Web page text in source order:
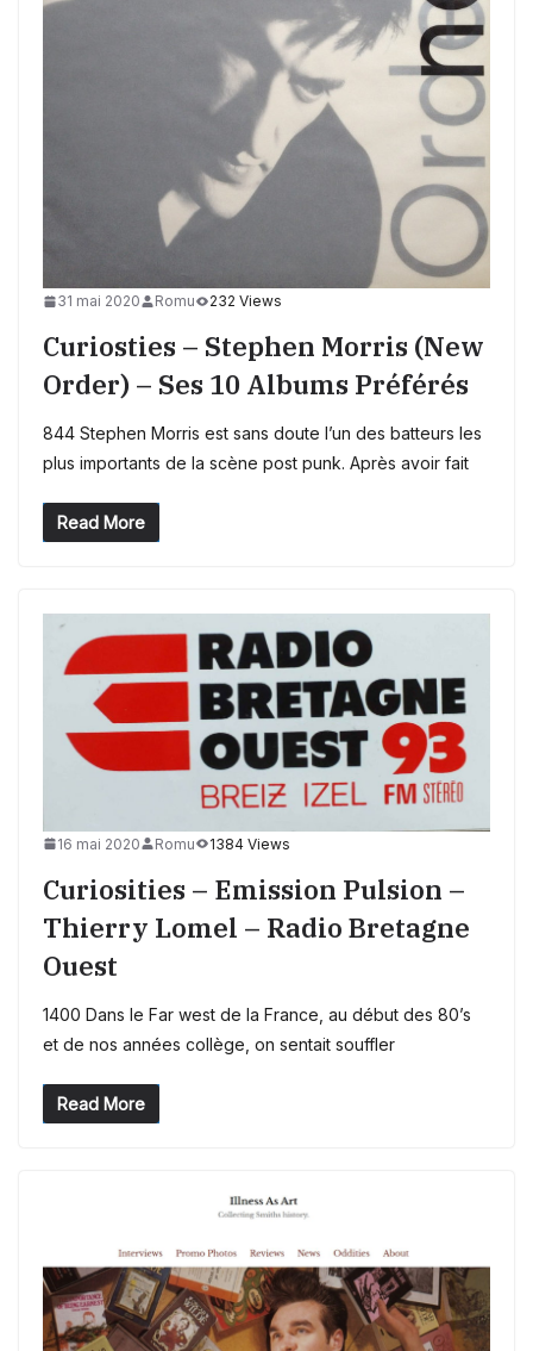
31 mai 2020 Romu 232 Views
Curiosties – Stephen Morris (New
Order) – Ses 10 Albums Préférés
844 Stephen Morris est sans doute l’un des batteurs les
plus importants de la scène post punk. Après avoir fait
Read More
16 mai 2020 Romu 1384 Views
Curiosities – Emission Pulsion –
Thierry Lomel – Radio Bretagne
Ouest
1400 Dans le Far west de la France, au début des 80’s
et de nos années collège, on sentait souffler
Read More